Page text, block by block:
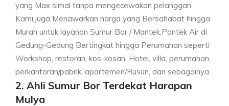
yang Max simal tanpa mengecewakan pelanggan.
Kami juga Menawarkan harga yang Bersahabat hingga
Murah untuk layanan Sumur Bor / Mantek,Pantek Air di
Gedung-Gedung Bertingkat hingga Perumahan seperti
Workshop, restoran, kos-kosan, Hotel, villa, perumahan,
perkantoran/pabrik, apartemen/Rusun, dan sebagainya.
2. Ahli Sumur Bor Terdekat Harapan
Mulya